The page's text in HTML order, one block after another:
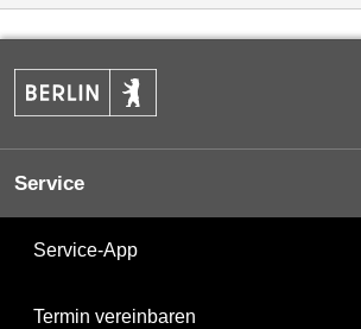
Service
Service-App
Termin vereinbaren